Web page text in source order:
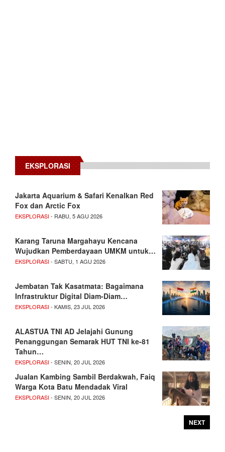
EKSPLORASI
Jakarta Aquarium & Safari Kenalkan Red
Fox dan Arctic Fox
EKSPLORASI- RABU, 5 AGU 2026
Karang Taruna Margahayu Kencana
Wujudkan Pemberdayaan UMKM untuk…
EKSPLORASI- SABTU, 1 AGU 2026
Jembatan Tak Kasatmata: Bagaimana
Infrastruktur Digital Diam-Diam…
EKSPLORASI- KAMIS, 23 JUL 2026
ALASTUA TNI AD Jelajahi Gunung
Penanggungan Semarak HUT TNI ke-81
Tahun…
EKSPLORASI- SENIN, 20 JUL 2026
Jualan Kambing Sambil Berdakwah, Faiq
Warga Kota Batu Mendadak Viral
EKSPLORASI- SENIN, 20 JUL 2026
NEXT